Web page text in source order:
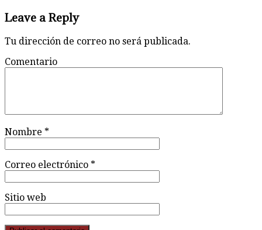
Leave a Reply
Tu dirección de correo no será publicada.
Comentario
Nombre *
Correo electrónico *
Sitio web